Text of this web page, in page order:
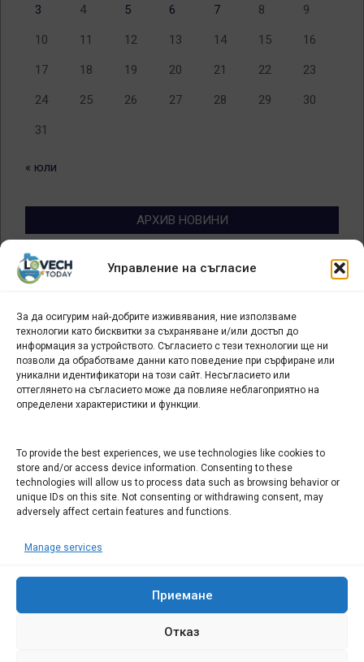
Управление на съгласие
За да осигурим най-добрите изживявания, ние използваме
технологии като бисквитки за съхраняване и/или достъп до
информация за устройството. Съгласието с тези технологии ще ни
позволи да обработваме данни като поведение при сърфиране или
уникални идентификатори на този сайт. Несъгласието или
оттеглянето на съгласието може да повлияе неблагоприятно на
определени характеристики и функции.
To provide the best experiences, we use technologies like cookies to
store and/or access device information. Consenting to these
technologies will allow us to process data such as browsing behavior or
unique IDs on this site. Not consenting or withdrawing consent, may
adversely affect certain features and functions.
Manage services
Приемане
Отказ
3 4 5 6 7 8 9
10 11 12 13 14 15 16
17 18 19 20 21 22 23
24 25 26 27 28 29 30
31
« юли
АРХИВ НОВИНИ
Архив
новини
БИЗНЕС
Арт галерия "Мостове" – магазин за изкуство
СЕВЕРОЗАПАДА ИНФОРМАЦИОНЕН БИЗНЕС
ТУРИСТИЧЕСКИ КЛЪСТЕР
ИНСТИТУЦИИ В ЛОВЕЧ
Административен съд Ловеч
Областна администрация Ловеч
ОДМВР Ловеч
Окръжен съд Ловеч